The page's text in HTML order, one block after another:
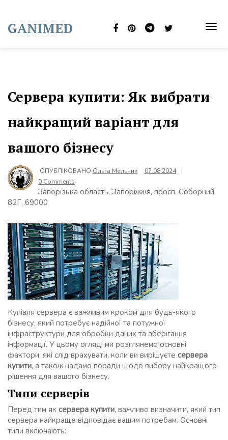
content
GANIMED
Сервера купити: Як вибрати
найкращий варіант для
вашого бізнесу
ОПУБЛІКОВАНО Ольга Мельник
07.08.2024
0 Comments
Запорізька область, Запоріжжя, просп. Соборний,
82Г, 69000
Купівля сервера є важливим кроком для будь-якого
бізнесу, який потребує надійної та потужної
інфраструктури для обробки даних та зберігання
інформації. У цьому огляді ми розглянемо основні
фактори, які слід врахувати, коли ви вирішуєте сервера
купити, а також надамо поради щодо вибору найкращого
рішення для вашого бізнесу.
Типи серверів
Перед тим як сервера купити, важливо визначити, який тип
сервера найкраще відповідає вашим потребам. Основні
типи включають: